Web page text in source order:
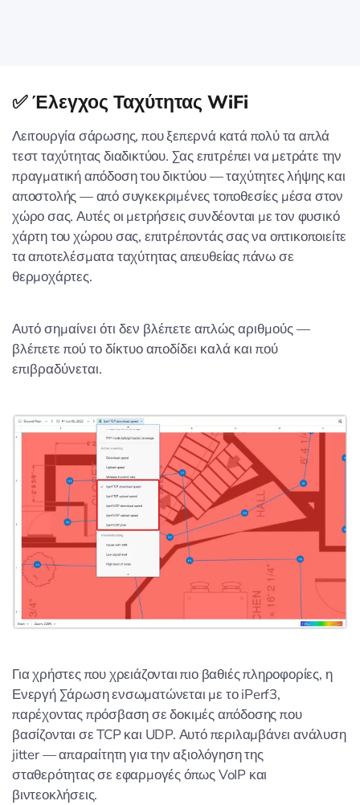
✅ Έλεγχος Ταχύτητας WiFi
Λειτουργία σάρωσης, που ξεπερνά κατά πολύ τα απλά
τεστ ταχύτητας διαδικτύου. Σας επιτρέπει να μετράτε την
πραγματική απόδοση του δικτύου — ταχύτητες λήψης και
αποστολής — από συγκεκριμένες τοποθεσίες μέσα στον
χώρο σας. Αυτές οι μετρήσεις συνδέονται με τον φυσικό
χάρτη του χώρου σας, επιτρέποντάς σας να οπτικοποιείτε
τα αποτελέσματα ταχύτητας απευθείας πάνω σε
θερμοχάρτες.
Αυτό σημαίνει ότι δεν βλέπετε απλώς αριθμούς —
βλέπετε πού το δίκτυο αποδίδει καλά και πού
επιβραδύνεται.
Για χρήστες που χρειάζονται πιο βαθιές πληροφορίες, η
Ενεργή Σάρωση ενσωματώνεται με το iPerf3,
παρέχοντας πρόσβαση σε δοκιμές απόδοσης που
βασίζονται σε TCP και UDP. Αυτό περιλαμβάνει ανάλυση
jitter — απαραίτητη για την αξιολόγηση της
σταθερότητας σε εφαρμογές όπως VoIP και
βιντεοκλήσεις.